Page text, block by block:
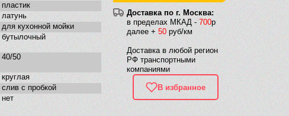
Доставка по г. Москва:
в пределах МКАД - 700р
далее + 50 руб/км
Доставка в любой регион
РФ транспортными
компаниями
В избранное
пластик
латунь
для кухонной мойки
бутылочный
40/50
круглая
слив с пробкой
нет